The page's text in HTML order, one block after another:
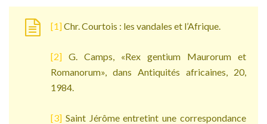
[1]Chr. Courtois : les vandales et l’Afrique.
[2] G. Camps, «Rex gentium Maurorum et
Romanorum», dans Antiquités africaines, 20,
1984.
[3] Saint Jérôme entretint une correspondance